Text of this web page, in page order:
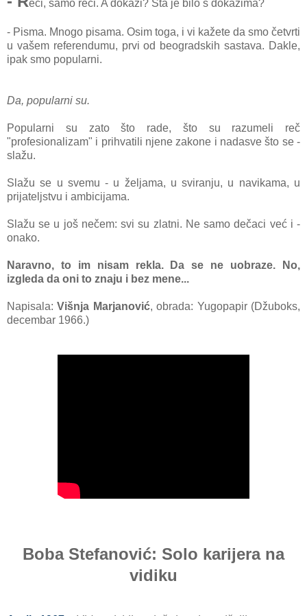
eči, samo reči. A dokazi? Šta je bilo s dokazima?
- Pisma. Mnogo pisama. Osim toga, i vi kažete da smo četvrti
u vašem referendumu, prvi od beogradskih sastava. Dakle,
ipak smo popularni.
Da, popularni su.
Popularni su zato što rade, što su razumeli reč
"profesionalizam" i prihvatili njene zakone i nadasve što se -
slažu.
Slažu se u svemu - u željama, u sviranju, u navikama, u
prijateljstvu i ambicijama.
Slažu se u još nečem: svi su zlatni. Ne samo dečaci već i -
onako.
Naravno, to im nisam rekla. Da se ne uobraze. No,
izgleda da oni to znaju i bez mene...
Napisala:Višnja Marjanović, obrada: Yugopapir (Džuboks,
decembar 1966.)
Boba Stefanović: Solo karijera na
vidiku